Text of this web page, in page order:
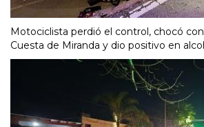
Motociclista perdió el control, chocó
Cuesta de Miranda y dio positivo en